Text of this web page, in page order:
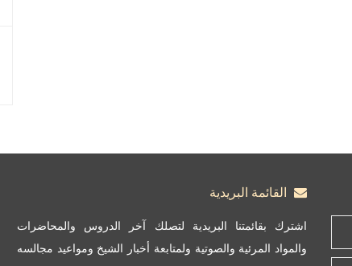
القائمة البريدية
اشترك بقائمتنا البريدية لتصلك آخر الدروس والمحاضرات
والمواد المرئية والصوتية ولمتابعة أخبار الشيخ ومواعيد مجالسه